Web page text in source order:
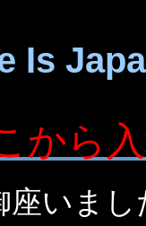
Is
から
座いま